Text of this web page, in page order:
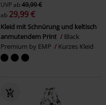
UVPab49,99 €
ab 29,99 €
Kleid mit Schnürung und keltisch
anmutendem Print
Black
Premium by EMP
Kurzes Kleid